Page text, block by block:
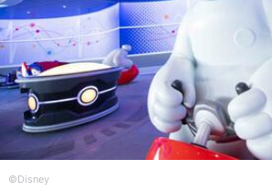
©Disney